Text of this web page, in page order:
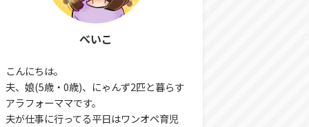
べいこ
こんにちは。
夫、娘(5歳・0歳)、にゃんず2匹と暮らす
アラフォーママです。
夫が仕事に行ってる平日はワンオペ育児